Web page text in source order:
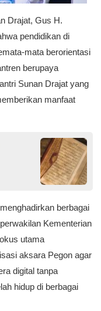
Drajat, Gus H.
pendidikan di
mata berorientasi
berupaya
Sunan Drajat yang
manfaat
berbagai
Kementerian
utama
aksara Pegon agar
digital tanpa
hidup di berbagai